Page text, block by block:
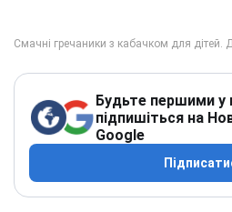
Будьте першими у
підпишіться на
Google